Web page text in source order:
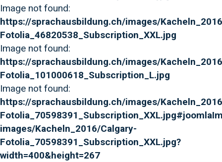
Image not found:
https://sprachausbildung.ch/images/
Fotolia_46820538_Subscription_XXL.jpg
Image not found:
https://sprachausbildung.ch/images/
Fotolia_101000618_Subscription_L.jpg
Image not found:
https://sprachausbildung.ch/images/
images/Kacheln_2016/Calgary-
Fotolia_70598391_Subscription_XXL.jpg?
width=400&height=267